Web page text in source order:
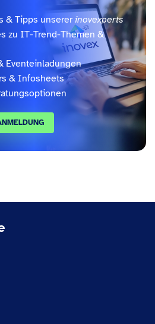
& Tipps unserer inovexperts
zu IT-Trend-Themen &
Eventeinladungen
& Infosheets